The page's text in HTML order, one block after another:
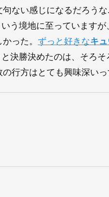
ない感じになるだろう
う境地に至っています
った。 ずっと好きなキ
決勝決めたのは、そろそ
行方はとても興味深いっ